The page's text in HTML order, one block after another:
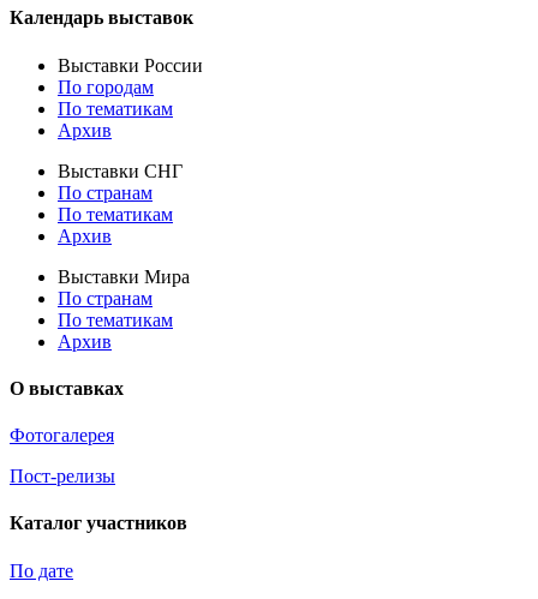
Календарь выставок
Выставки России
По городам
По тематикам
Архив
Выставки СНГ
По странам
По тематикам
Архив
Выставки Мира
По странам
По тематикам
Архив
О выставках
Фотогалерея
Пост-релизы
Каталог участников
По дате